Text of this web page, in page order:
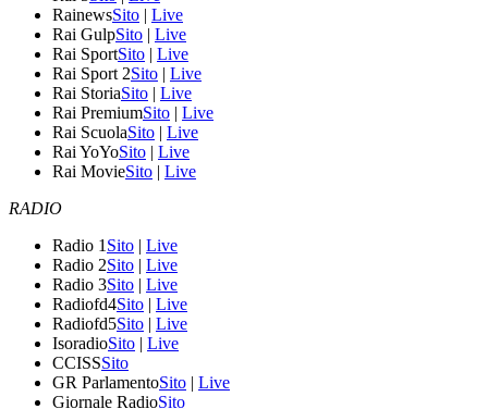
RainewsSito | Live
Rai GulpSito | Live
Rai SportSito | Live
Rai Sport 2Sito | Live
Rai StoriaSito | Live
Rai PremiumSito | Live
Rai ScuolaSito | Live
Rai YoYoSito | Live
Rai MovieSito | Live
RADIO
Radio 1 Sito | Live
Radio 2Sito | Live
Radio 3Sito | Live
Radiofd4Sito | Live
Radiofd5Sito | Live
IsoradioSito | Live
CCISSSito
GR ParlamentoSito | Live
Giornale RadioSito